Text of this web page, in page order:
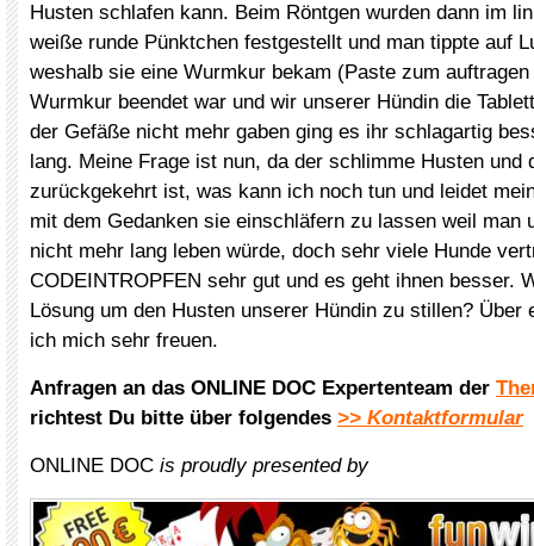
Husten schlafen kann. Beim Röntgen wurden dann im
weiße runde Pünktchen festgestellt und man tippte auf
weshalb sie eine Wurmkur bekam (Paste zum
Wurmkur beendet war und wir unserer Hündin die
der Gefäße nicht mehr gaben ging es ihr schlagartig
lang. Meine Frage ist nun, da der schlimme Husten und
zurückgekehrt ist, was kann ich noch tun und leidet
mit dem Gedanken sie einschläfern zu lassen weil man
nicht mehr lang leben würde, doch sehr viele Hunde
CODEINTROPFEN sehr gut und es geht ihnen besser.
Lösung um den Husten unserer Hündin zu stillen? Über
ich mich sehr freuen.
Anfragen an das ONLINE DOC Expertenteam der
richtest Du bitte über folgendes >> Kontaktformular
ONLINE DOC is proudly presented by